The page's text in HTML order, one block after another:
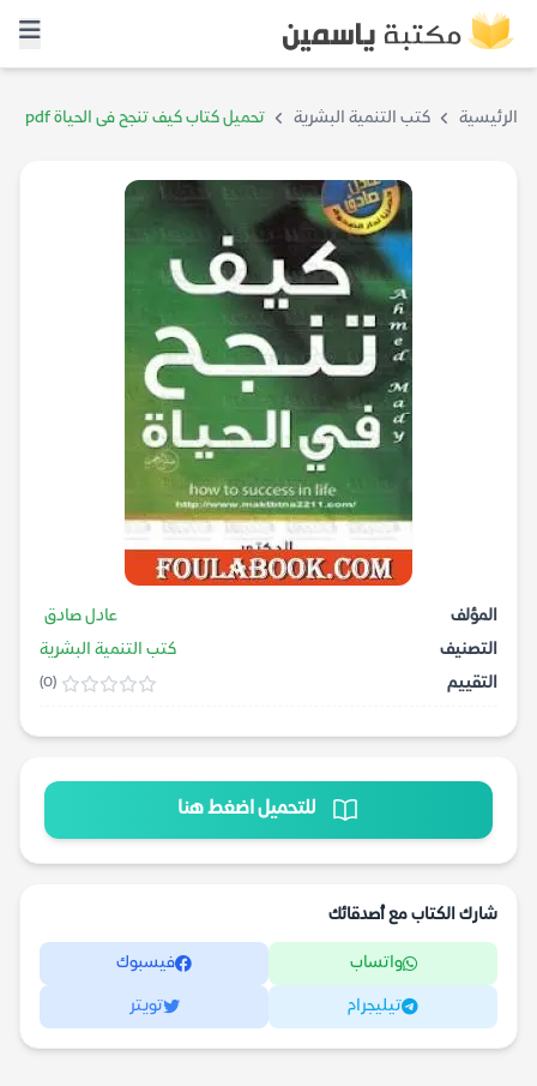
الرئيسية كتب التنمية البشرية تحميل كتاب كيف تنجح فى الحياة pdf
المؤلف
عادل صادق
التصنيف
كتب التنمية البشرية
التقييم
(0)
للتحميل اضغط هنا
شارك الكتاب مع أصدقائك
واتساب فيسبوك
تيليجرام تويتر